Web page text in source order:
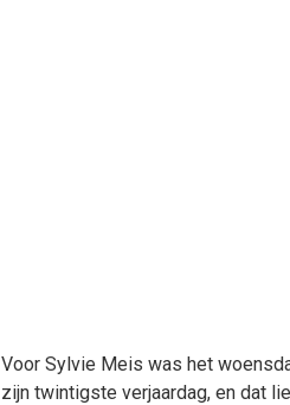
Voor Sylvie Meis was het
zijn twintigste verjaardag, en dat